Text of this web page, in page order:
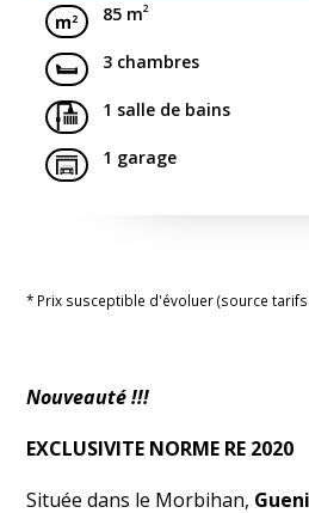
85 m2
3 chambres
1 salle de bains
1 garage
* Prix susceptible d'évoluer (source tarifs
Nouveauté !!!
EXCLUSIVITE NORME RE 2020
Située dans le Morbihan,